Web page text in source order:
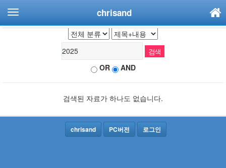
chrisand
OR AND
검색된 자료가 하나도 없습니다.
chrisand PC버전 로그인